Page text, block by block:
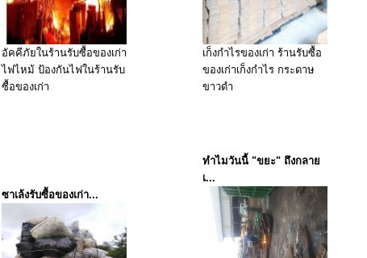
อัคคีภัยในร้านรับซื้อของเก่า
ไฟไหม้ ป้องกันไฟในร้านรับ
ซื้อของเก่า
เก็งกำไรของเก่า ร้านรับซื้อ
ของเก่าเก็งกำไร กระดาษ
ขาวดำ
ซาเล้งรับซื้อของเก่า...
ทำไมวันนี้ "ขยะ" ถึงกลาย
เ...